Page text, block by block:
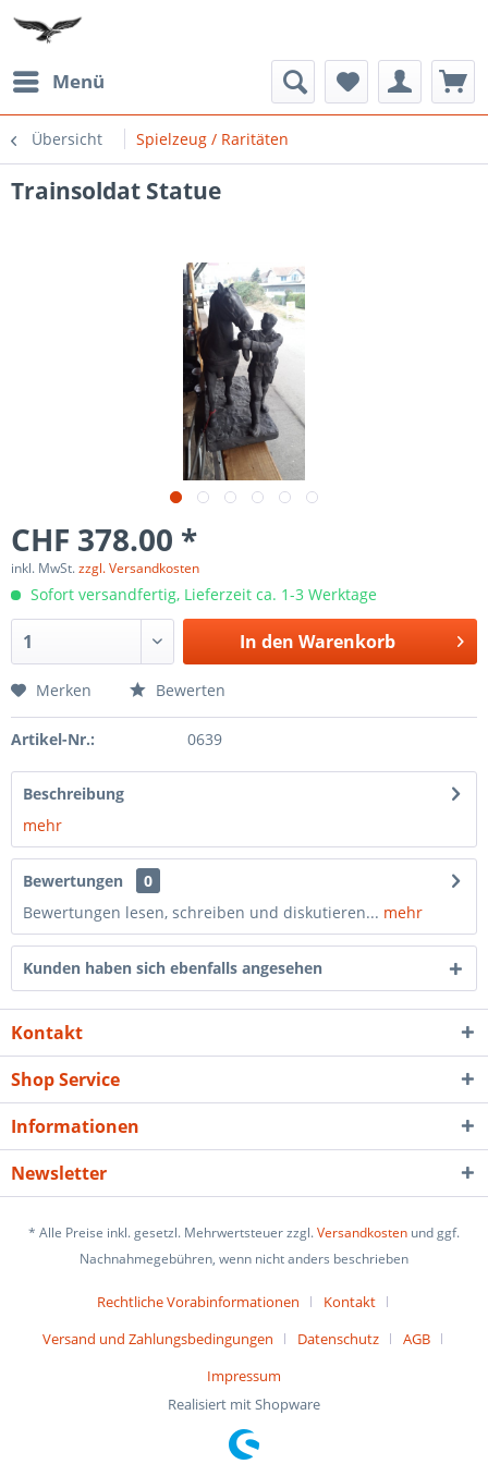
Menü
Übersicht Spielzeug / Raritäten
Trainsoldat Statue
CHF 378.00 *
inkl. MwSt.zzgl. Versandkosten
Sofort versandfertig, Lieferzeit ca. 1-3 Werktage
In den Warenkorb
Merken Bewerten
Artikel-Nr.: 0639
Beschreibung
mehr
Bewertungen
0
Bewertungen lesen, schreiben und diskutieren... mehr
Kunden haben sich ebenfalls angesehen
Kontakt
Shop Service
Informationen
Newsletter
* Alle Preise inkl. gesetzl. Mehrwertsteuer zzgl.Versandkosten und ggf.
Nachnahmegebühren, wenn nicht anders beschrieben
Rechtliche Vorabinformationen
Kontakt
Versand und Zahlungsbedingungen
Datenschutz
AGB
Impressum
Realisiert mit Shopware